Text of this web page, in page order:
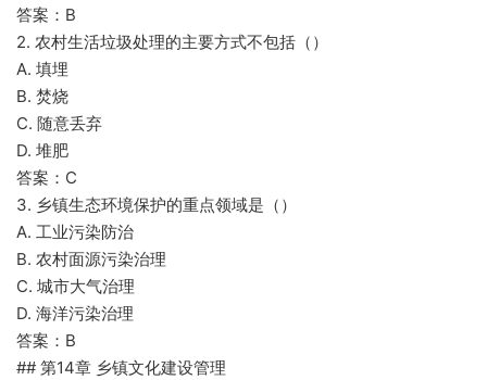
答案：B
2. 农村生活垃圾处理的主要方式不包括（）
A. 填埋
B. 焚烧
C. 随意丢弃
D. 堆肥
答案：C
3. 乡镇生态环境保护的重点领域是（）
A. 工业污染防治
B. 农村面源污染治理
C. 城市大气治理
D. 海洋污染治理
答案：B
## 第14章 乡镇文化建设管理